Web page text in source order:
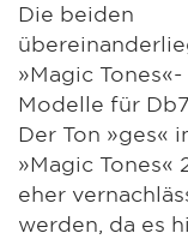
Die beiden
»Magic Tones«-
Modelle für
Der Ton »ges«
»Magic Tones«
eher
werden, da es